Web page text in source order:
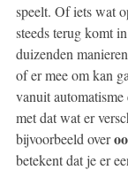
speelt. Of iets wat
steeds terug komt
duizenden
of er mee om kan
vanuit
met dat wat er
bijvoorbeeld over
betekent dat je er